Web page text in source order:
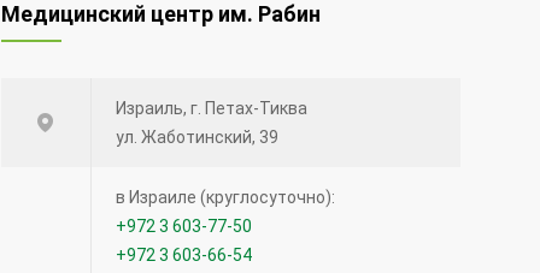
Синий лазер для удаления опухолей и
Медицинский центр им. Рабин
Израиль, г. Петах-Тиква
ул. Жаботинский, 39
в Израиле (круглосуточно):
+972 3 603-77-50
+972 3 603-66-54